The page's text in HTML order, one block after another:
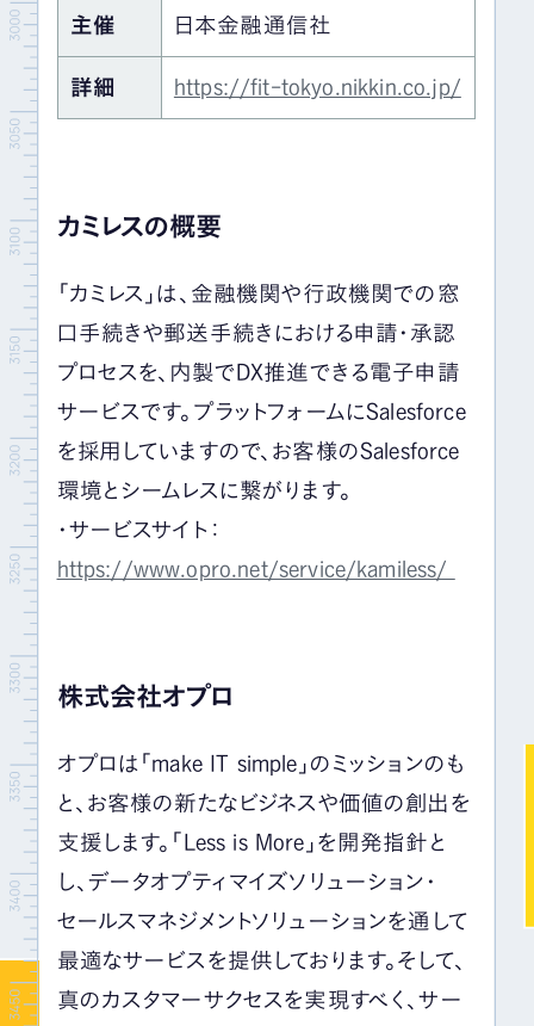
主催 日本金融通信社
詳細 https://fit-tokyo.nikkin.co.jp/
カミレスの概要
「カミレス」は、金融機関や行政機関での窓
口手続きや郵送手続きにおける申請・承認
プロセスを、内製でDX推進できる電子申請
サービスです。プラットフォームにSalesforce
を採用していますので、お客様のSalesforce
環境とシームレスに繋がります。
・サービスサイト：
https://www.opro.net/service/kamiless/
株式会社オプロ
オプロは「make IT simple」のミッションのも
と、お客様の新たなビジネスや価値の創出を
支援します。「Less is More」を開発指針と
し、データオプティマイズソリューション・
セールスマネジメントソリューションを通して
最適なサービスを提供しております。そして、
真のカスタマーサクセスを実現すべく、サー